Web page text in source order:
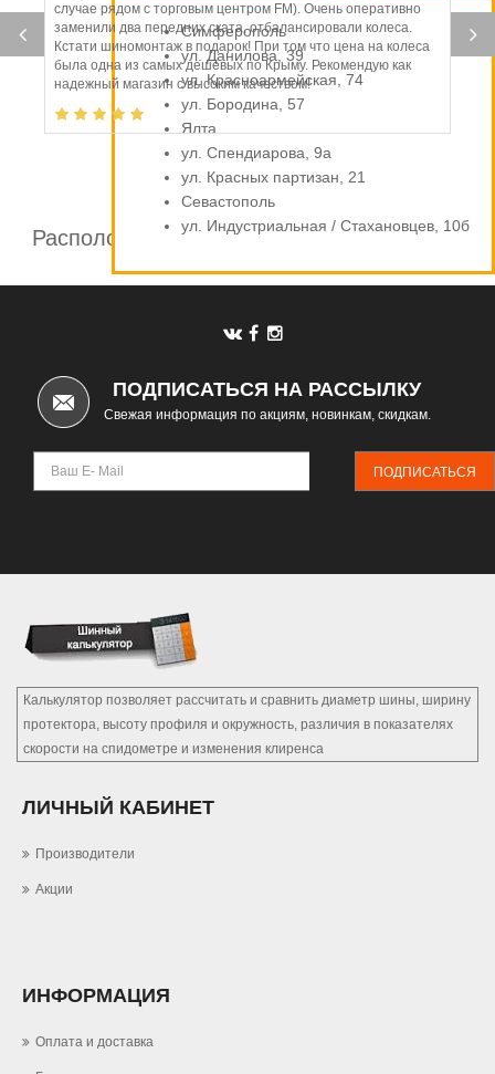
случае рядом с торговым центром FM). Очень оперативно
заменили два передних ската, отбалансировали колеса.
Кстати шиномонтаж в подарок! При том что цена на колеса
была одна из самых дешевых по Крыму. Рекомендую как
надежный магазин с высоким качеством!
Расположение шинных центров компании
Симферополь
ул. Данилова, 39
ул. Красноармейская, 74
ул. Бородина, 57
Ялта
ул. Спендиарова, 9а
ул. Красных партизан, 21
Севастополь
ул. Индустриальная / Стахановцев, 10б
ПОДПИСАТЬСЯ НА РАССЫЛКУ
Свежая информация по акциям, новинкам, скидкам.
ПОДПИСАТЬСЯ
Калькулятор позволяет рассчитать и сравнить диаметр шины, ширину
протектора, высоту профиля и окружность, различия в показателях
скорости на спидометре и изменения клиренса
ЛИЧНЫЙ КАБИНЕТ
Производители
Акции
ИНФОРМАЦИЯ
Оплата и доставка